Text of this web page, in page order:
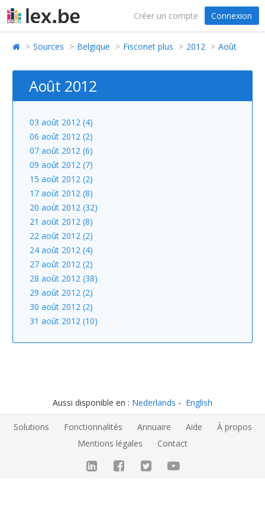
Créer un compte Connexion
Sources Belgique Fisconet plus 2012 Août
Août 2012
03 août 2012 (4)
06 août 2012 (2)
07 août 2012 (6)
09 août 2012 (7)
15 août 2012 (2)
17 août 2012 (8)
20 août 2012 (32)
21 août 2012 (8)
22 août 2012 (2)
24 août 2012 (4)
27 août 2012 (2)
28 août 2012 (38)
29 août 2012 (2)
30 août 2012 (2)
31 août 2012 (10)
Aussi disponible en : Nederlands English
Solutions Fonctionnalités Annuaire Aide
À propos
Mentions légales
Contact